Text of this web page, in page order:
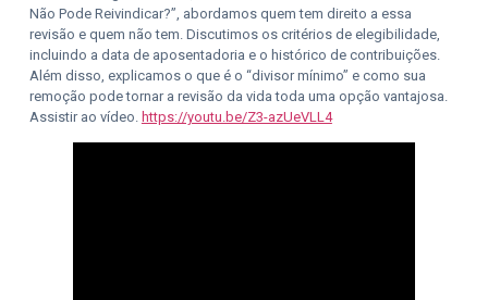
Não Pode Reivindicar?”, abordamos quem tem direito a essa
revisão e quem não tem. Discutimos os critérios de elegibilidade,
incluindo a data de aposentadoria e o histórico de contribuições.
Além disso, explicamos o que é o “divisor mínimo” e como sua
remoção pode tornar a revisão da vida toda uma opção vantajosa.
Assistir ao vídeo. https://youtu.be/Z3-azUeVLL4